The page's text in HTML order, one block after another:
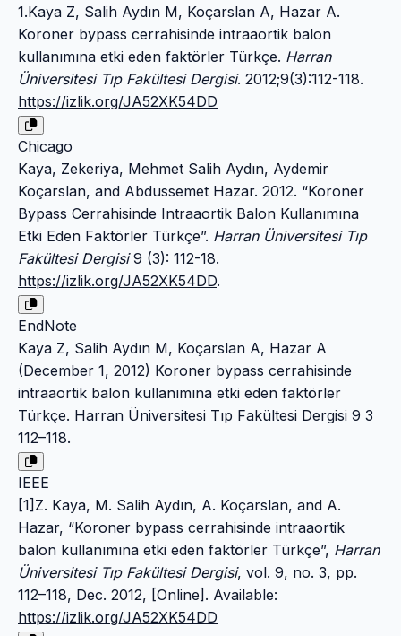
1.Kaya Z, Salih Aydın M, Koçarslan A, Hazar A.
Koroner bypass cerrahisinde intraaortik balon
kullanımına etki eden faktörler Türkçe. Harran
Üniversitesi Tıp Fakültesi Dergisi. 2012;9(3):112-118.
https://izlik.org/JA52XK54DD
Chicago
Kaya, Zekeriya, Mehmet Salih Aydın, Aydemir
Koçarslan, and Abdussemet Hazar. 2012. “Koroner
Bypass Cerrahisinde Intraaortik Balon Kullanımına
Etki Eden Faktörler Türkçe”. Harran Üniversitesi Tıp
Fakültesi Dergisi9 (3): 112-18.
https://izlik.org/JA52XK54DD.
EndNote
Kaya Z, Salih Aydın M, Koçarslan A, Hazar A
(December 1, 2012) Koroner bypass cerrahisinde
intraaortik balon kullanımına etki eden faktörler
Türkçe. Harran Üniversitesi Tıp Fakültesi Dergisi 9 3
112–118.
IEEE
[1]Z. Kaya, M. Salih Aydın, A. Koçarslan, and A.
Hazar, “Koroner bypass cerrahisinde intraaortik
balon kullanımına etki eden faktörler Türkçe”, Harran
Üniversitesi Tıp Fakültesi Dergisi, vol. 9, no. 3, pp.
112–118, Dec. 2012, [Online]. Available:
https://izlik.org/JA52XK54DD